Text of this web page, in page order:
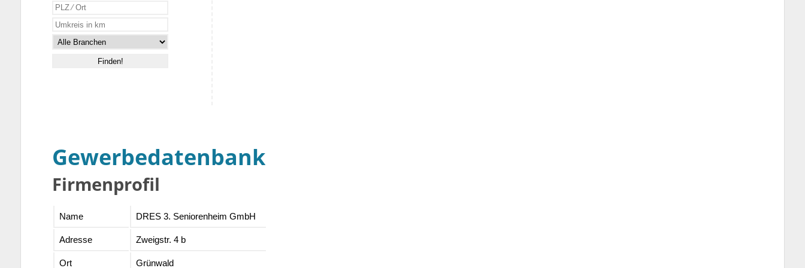
Gewerbedatenbank
Firmenprofil
Name DRES 3. Seniorenheim GmbH
Adresse Zweigstr. 4 b
Ort Grünwald